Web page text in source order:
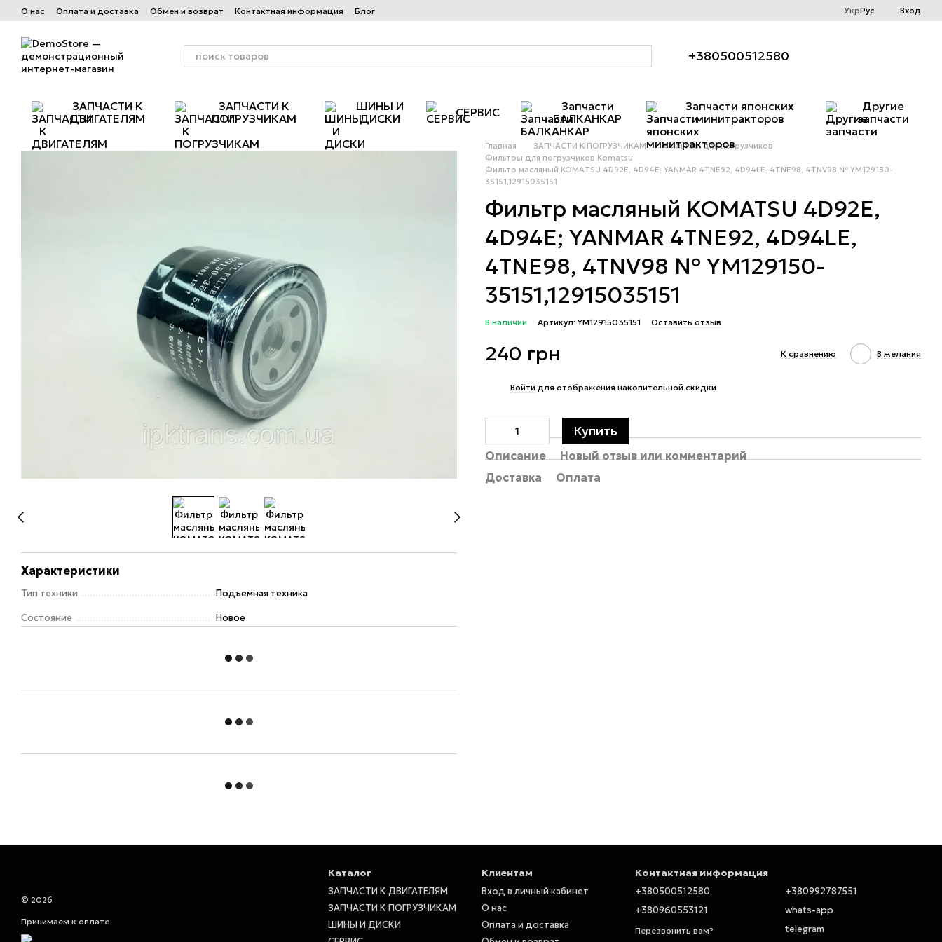
Перейти к основному контенту
О нас Оплата и доставка Обмен и возврат Контактная информация Блог УкрРус Вход
+380500512580
ЗАПЧАСТИ К
ДВИГАТЕЛЯМ
ЗАПЧАСТИ К
ПОГРУЗЧИКАМ
ШИНЫ И
ДИСКИ
СЕРВИС
Запчасти
БАЛКАНКАР
Запчасти японских
минитракторов
Другие
запчасти
Характеристики
Тип техники Подъемная техника
Состояние Новое
Главная ЗАПЧАСТИ К ПОГРУЗЧИКАМ
Фильтры для погрузчиков
Фильтры для погрузчиков Komatsu
Фильтр масляный KOMATSU 4D92E, 4D94E; YANMAR 4TNE92, 4D94LE, 4TNE98, 4TNV98 № YM129150-
35151,12915035151
Фильтр масляный KOMATSU 4D92E,
4D94E; YANMAR 4TNE92, 4D94LE,
4TNE98, 4TNV98 № YM129150-
35151,12915035151
В наличии Артикул: YM12915035151 Оставить отзыв
240 грн К сравнению В желания
Войти для отображения накопительной скидки
Купить
Описание
Новый отзыв или комментарий
Доставка
Оплата
© 2026
Принимаем к оплате
Каталог
ЗАПЧАСТИ К ДВИГАТЕЛЯМ
ЗАПЧАСТИ К ПОГРУЗЧИКАМ
ШИНЫ И ДИСКИ
Клиентам
Вход в личный кабинет
О нас
Оплата и доставка
Контактная информация
+380500512580
+380960553121
Перезвонить вам?
+380992787551
whats-app
telegram